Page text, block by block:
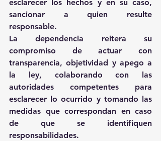
esclarecer los hechos y en su caso,
sancionar a quien resulte
responsable.
La dependencia reitera su
compromiso de actuar con
transparencia, objetividad y apego a
la ley, colaborando con las
autoridades competentes para
esclarecer lo ocurrido y tomando las
medidas que correspondan en caso
de que se identifiquen
responsabilidades.